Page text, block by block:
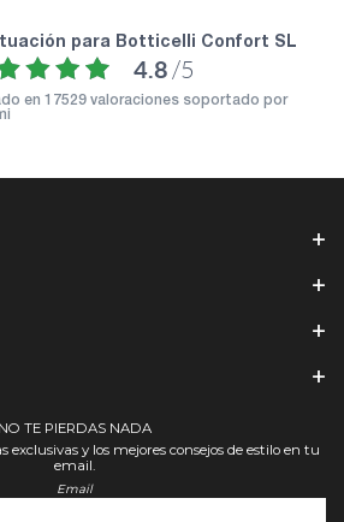
para Botticelli Confort SL
4.8 /5
en 17529 valoraciones soportado por
NO TE PIERDAS NADA
exclusivas y los mejores consejos de estilo en tu
email.
Email